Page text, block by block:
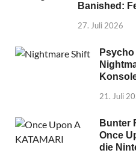
Banished:
27. Juli 2026
21. Juli
Bunter
Once
die